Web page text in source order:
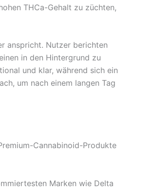
THCa-Gehalt zu züchten,
anspricht. Nutzer berichten
in den Hintergrund zu
und klar, während sich ein
um nach einem langen Tag
Cannabinoid-Produkte
Marken wie Delta